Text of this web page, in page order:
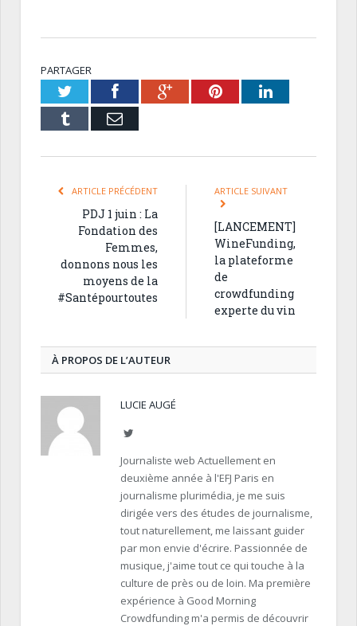
PARTAGER
TwitterFacebookGoogle+PinterestLinkedIn
Tumblr Email
ARTICLE PRÉCÉDENT
PDJ 1 juin : La
Fondation des
Femmes,
donnons nous les
moyens de la
#Santépourtoutes
ARTICLE SUIVANT
[LANCEMENT]
WineFunding,
la plateforme
de
crowdfunding
experte du vin
À PROPOS DE L’AUTEUR
LUCIE AUGÉ
Twitter
Journaliste web Actuellement en
deuxième année à l'EFJ Paris en
journalisme plurimédia, je me suis
dirigée vers des études de journalisme,
tout naturellement, me laissant guider
par mon envie d'écrire. Passionnée de
musique, j'aime tout ce qui touche à la
culture de près ou de loin. Ma première
expérience à Good Morning
Crowdfunding m'a permis de découvrir